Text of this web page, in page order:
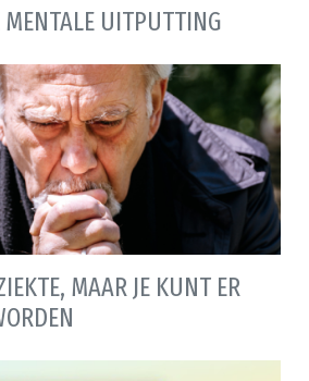
MENTALE UITPUTTING
MAAR JE KUNT ER